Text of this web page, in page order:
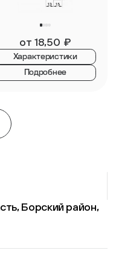
от 18,50 ₽
Характеристики
Подробнее
Борский район,